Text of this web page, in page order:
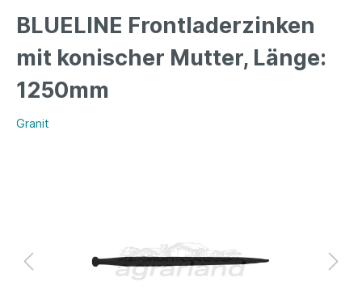
BLUELINE Frontladerzinken
mit konischer Mutter, Länge:
1250mm
Granit